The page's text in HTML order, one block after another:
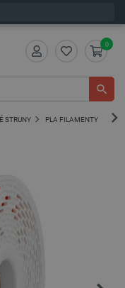
0
STRUNY PLA FILAMENTY